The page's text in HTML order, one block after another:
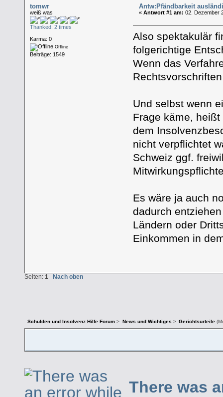
tomwr
weiß was
Thanked: 2 times
Karma: 0
Offline
Beiträge: 1549
Antw:Pfändbarkeit
«Antwort #1 am: 02. Dezember
Also spektakulär
folgerichtige
Wenn das
Und selbst wenn
Frage käme,
dem
nicht verpflichtet
Schweiz ggf.
Es wäre ja auch
dadurch
Ländern oder
Einkommen in
Seiten: 1 Nach oben
Schulden und Insolvenz Hilfe Forum > News und Wichtiges > Gerichtsurteile
There was